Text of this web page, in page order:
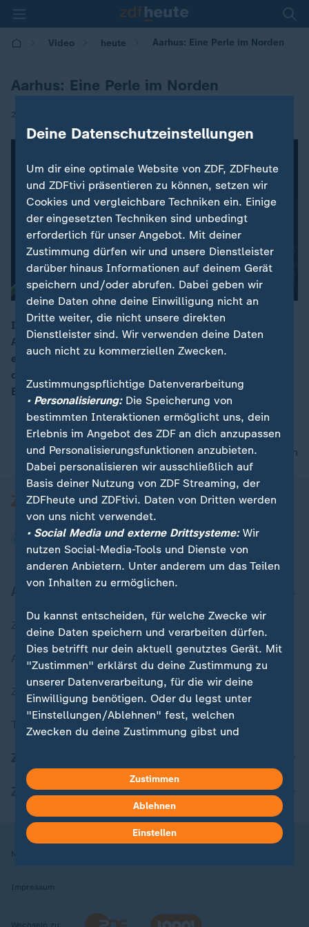
Video heute Aarhus: Eine Perle im Norden
Aarhus: Eine Perle im Norden
21.01.2017 | 21:08
00:05
In Europa finden sich überall wahre Perlen an Städten.
Auch deshalb gibt es die Tradition, jedes Jahr eine
europäische Kulturhauptstadt zu küren. Für 2017 fiel
die Wahl der EU auf das dänische Aarhus. Hermann
Bernd war dort.
nach oben
Zuletzt veröffentlicht
Aktuelle Sendungs-Videos
ZDFheute Stories
Themen im Überblick
ZDFheute Apps
Nutzungsbedingungen
Impressum
Wechseln zu:
Deine Datenschutzeinstellungen
Um dir eine optimale Website von ZDF, ZDFheute
und ZDFtivi präsentieren zu können, setzen wir
Cookies und vergleichbare Techniken ein. Einige
der eingesetzten Techniken sind unbedingt
erforderlich für unser Angebot. Mit deiner
Zustimmung dürfen wir und unsere Dienstleister
darüber hinaus Informationen auf deinem Gerät
speichern und/oder abrufen. Dabei geben wir
deine Daten ohne deine Einwilligung nicht an
Dritte weiter, die nicht unsere direkten
Dienstleister sind. Wir verwenden deine Daten
auch nicht zu kommerziellen Zwecken.
Zustimmungspflichtige Datenverarbeitung
• Personalisierung:Die Speicherung von
bestimmten Interaktionen ermöglicht uns, dein
Erlebnis im Angebot des ZDF an dich anzupassen
und Personalisierungsfunktionen anzubieten.
Dabei personalisieren wir ausschließlich auf
Basis deiner Nutzung von ZDF Streaming, der
ZDFheute und ZDFtivi. Daten von Dritten werden
von uns nicht verwendet.
• Social Media und externe Drittsysteme:Wir
nutzen Social-Media-Tools und Dienste von
anderen Anbietern. Unter anderem um das Teilen
von Inhalten zu ermöglichen.
Du kannst entscheiden, für welche Zwecke wir
deine Daten speichern und verarbeiten dürfen.
Dies betrifft nur dein aktuell genutztes Gerät. Mit
"Zustimmen" erklärst du deine Zustimmung zu
unserer Datenverarbeitung, für die wir deine
Einwilligung benötigen. Oder du legst unter
"Einstellungen/Ablehnen" fest, welchen
Zwecken du deine Zustimmung gibst und
in deinen Einstellungen widerrufen oder ändern.
Hier findest du das Impressum.
Weitere Informationen findest du in unserer
Datenschutzerklärung.
Zustimmen
Ablehnen
Einstellen